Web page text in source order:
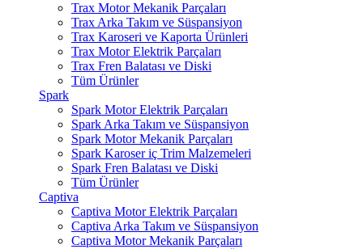
Trax Motor Mekanik Parçaları
Trax Arka Takım ve Süspansiyon
Trax Karoseri ve Kaporta Ürünleri
Trax Motor Elektrik Parçaları
Trax Fren Balatası ve Diski
Tüm Ürünler
Spark
Spark Motor Elektrik Parçaları
Spark Arka Takım ve Süspansiyon
Spark Motor Mekanik Parçaları
Spark Karoser iç Trim Malzemeleri
Spark Fren Balatası ve Diski
Tüm Ürünler
Captiva
Captiva Motor Elektrik Parçaları
Captiva Arka Takım ve Süspansiyon
Captiva Motor Mekanik Parçaları